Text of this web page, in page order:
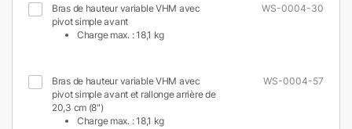
Bras de hauteur variable VHM avec
pivot simple avant
Charge max. : 18,1 kg
WS-0004-30
Bras de hauteur variable VHM avec
pivot simple avant et rallonge arrière de
20,3 cm (8")
Charge max. : 18,1 kg
WS-0004-57